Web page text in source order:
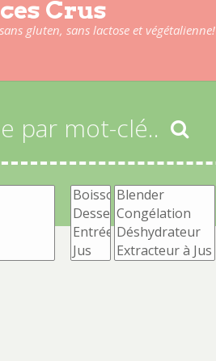
Crus
gluten, sans lactose et végétalienne!